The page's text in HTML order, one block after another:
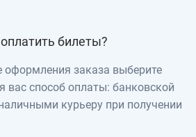
билеты?
оформления заказа выберите
вас способ оплаты: банковской
курьеру при получении